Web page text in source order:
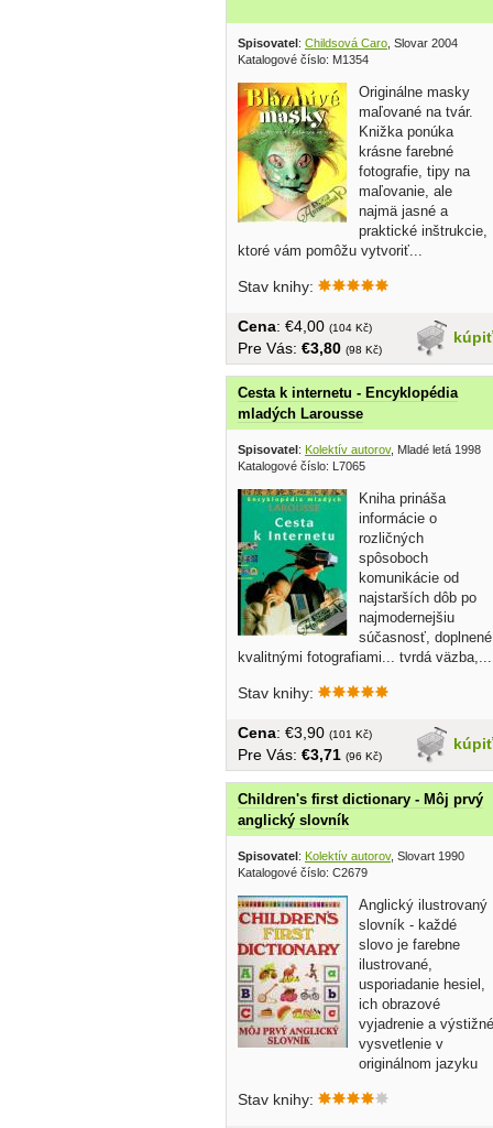
Spisovatel : Childsová Caro , Slovar 2004
Katalogové číslo: M1354
Originálne masky
maľované na tvár.
Knižka ponúka
krásne farebné
fotografie, tipy na
maľovanie, ale
najmä jasné a
praktické inštrukcie,
ktoré vám pomôžu vytvoriť...
Stav knihy:
kúpiť
Cena: €4,00 (104 Kč)
Pre Vás: €3,80 (98 Kč)
Cesta k internetu - Encyklopédia
mladých Larousse
Spisovatel: Kolektív autorov, Mladé letá 1998
Katalogové číslo: L7065
Kniha prináša
informácie o
rozličných
spôsoboch
komunikácie od
najstarších dôb po
najmodernejšiu
súčasnosť, doplnené
kvalitnými fotografiami... tvrdá väzba,...
Stav knihy:
kúpiť
Cena: €3,90 (101 Kč)
Pre Vás: €3,71 (96 Kč)
Children's first dictionary - Môj prvý
anglický slovník
Spisovatel: Kolektív autorov, Slovart 1990
Katalogové číslo: C2679
Anglický ilustrovaný
slovník - každé
slovo je farebne
ilustrované,
usporiadanie hesiel,
ich obrazové
vyjadrenie a výstižné
vysvetlenie v
originálnom jazyku
Stav knihy: